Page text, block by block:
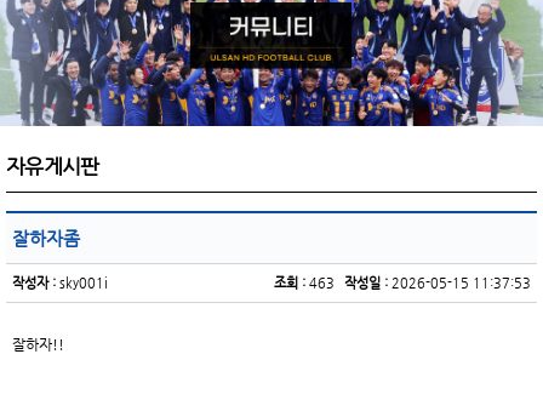
자유게시판
잘하자좀
작성자 : sky001i 작성일 : 2026-05-15 11:37:53
조회 : 463
잘하자!!